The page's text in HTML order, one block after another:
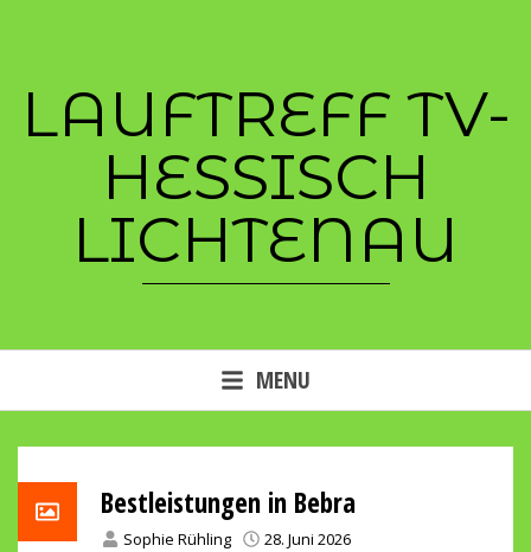
LAUFTREFF TV-
HESSISCH
LICHTENAU
MENU
Bestleistungen in Bebra
Sophie Rühling 28. Juni 2026